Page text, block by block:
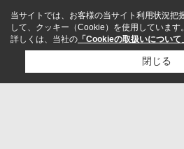
当サイトでは、お客様の当サイト利用状況把
して、クッキー（Cookie）を使用しています。
詳しくは、当社の 「Cookieの取扱いについて
閉じる